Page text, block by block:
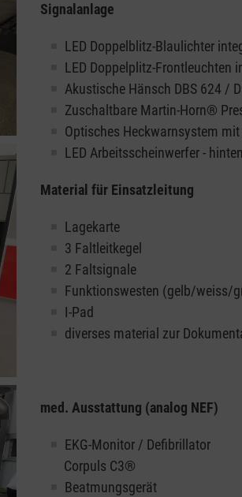
Signalanlage
LED Doppelblitz-Blaulichter
LED Doppelplitz-Frontleuchten
Akustische Hänsch DBS 624 /
Zuschaltbare Martin-Horn®
Optisches Heckwarnsystem
LED Arbeitsscheinwerfer -
Material für Einsatzleitung
Lagekarte
3 Faltleitkegel
2 Faltsignale
Funktionswesten (gelb/weiss/
I-Pad
diverses material zur
med. Ausstattung (analog NEF)
EKG-Monitor / Defibrillator
Corpuls C3®
Beatmungsgerät